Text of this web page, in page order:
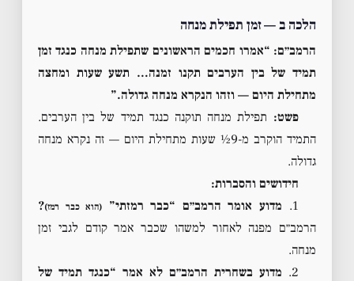
הלכה ב — זמן תפילת מנחה
הרמב״ם: “אמרו חכמים הראשונים שתפילת מנחה כנגד זמן
תמיד של בין הערבים תקנו זמנה… תשע שעות ומחצה
מתחילת היום — וזהו הנקרא מנחה גדולה.”
פשט: תפילת מנחה תוקנה כנגד תמיד של בין הערבים.
התמיד הוקרב מ-9½ שעות מתחילת היום — זה נקרא מנחה
גדולה.
חידושים והסברות:
1.
מדוע אומר הרמב״ם “כבר רמזתי” (הוא כבר רמז)?
הרמב״ם מפנה לאחור למשהו שכבר אמר קודם לגבי זמן
מנחה.
2.
מדוע בשחרית הרמב״ם לא אמר “כנגד תמיד של